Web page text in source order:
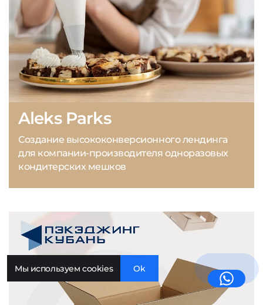
Aleks Parks
Создание высококонверсионного лендинга
для компании-производителя одноразовых
кондитерских мешков
Мы используем cookies Ok